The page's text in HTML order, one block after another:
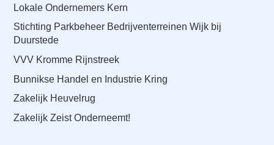
Lokale Ondernemers Kern
Stichting Parkbeheer Bedrijventerreinen Wijk bij
Duurstede
VVV Kromme Rijnstreek
Bunnikse Handel en Industrie Kring
Zakelijk Heuvelrug
Zakelijk Zeist Onderneemt!